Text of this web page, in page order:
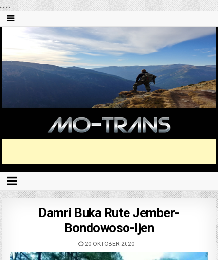
......
Damri Buka Rute Jember-
Bondowoso-Ijen
20 OKTOBER 2020